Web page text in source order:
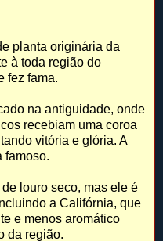
planta originária da
à toda região do
fez fama.
na antiguidade, onde
recebiam uma coroa
vitória e glória. A
famoso.
louro seco, mas ele é
a Califórnia, que
e menos aromático
da região.